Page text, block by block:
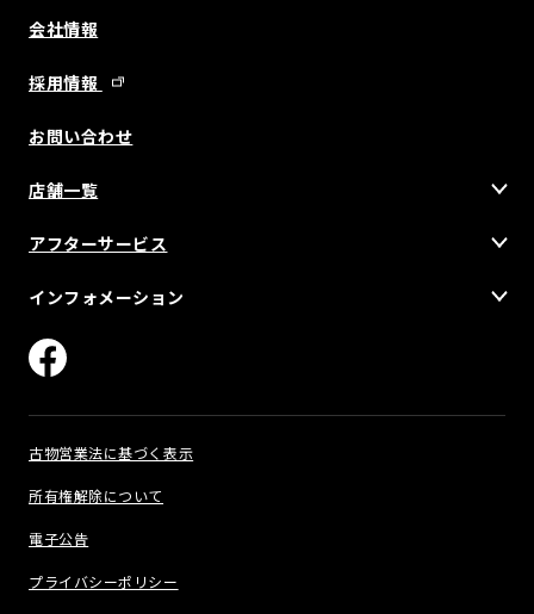
会社情報
採用情報
お問い合わせ
店舗一覧
アフターサービス
インフォメーション
古物営業法に基づく表示
所有権解除について
電子公告
プライバシーポリシー